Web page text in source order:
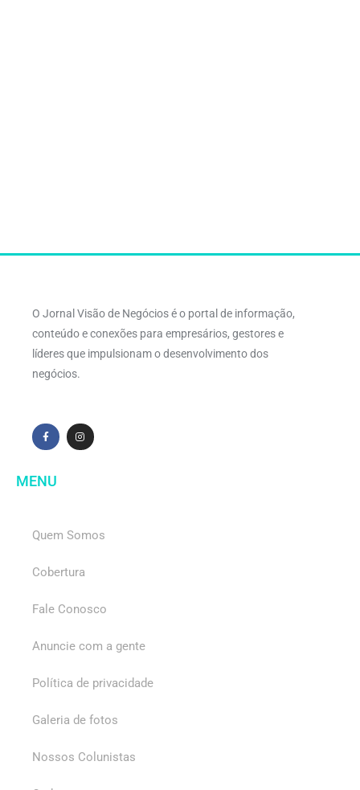
O Jornal Visão de Negócios é o portal de informação,
conteúdo e conexões para empresários, gestores e
líderes que impulsionam o desenvolvimento dos
negócios.
MENU
Quem Somos
Cobertura
Fale Conosco
Anuncie com a gente
Política de privacidade
Galeria de fotos
Nossos Colunistas